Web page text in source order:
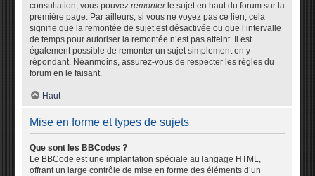
consultation, vous pouvezremonterle sujet en haut du forum sur la
première page. Par ailleurs, si vous ne voyez pas ce lien, cela
signifie que la remontée de sujet est désactivée ou que l’intervalle
de temps pour autoriser la remontée n’est pas atteint. Il est
également possible de remonter un sujet simplement en y
répondant. Néanmoins, assurez-vous de respecter les règles du
forum en le faisant.
Haut
Mise en forme et types de sujets
Que sont les BBCodes ?
Le BBCode est une implantation spéciale au langage HTML,
offrant un large contrôle de mise en forme des éléments d’un